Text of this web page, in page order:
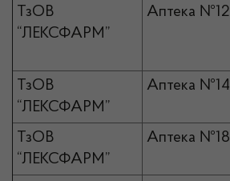
ТзОВ
“ЛЕКСФАРМ”
Аптека №12
ТзОВ
“ЛЕКСФАРМ”
Аптека №14
ТзОВ
“ЛЕКСФАРМ”
Аптека №18